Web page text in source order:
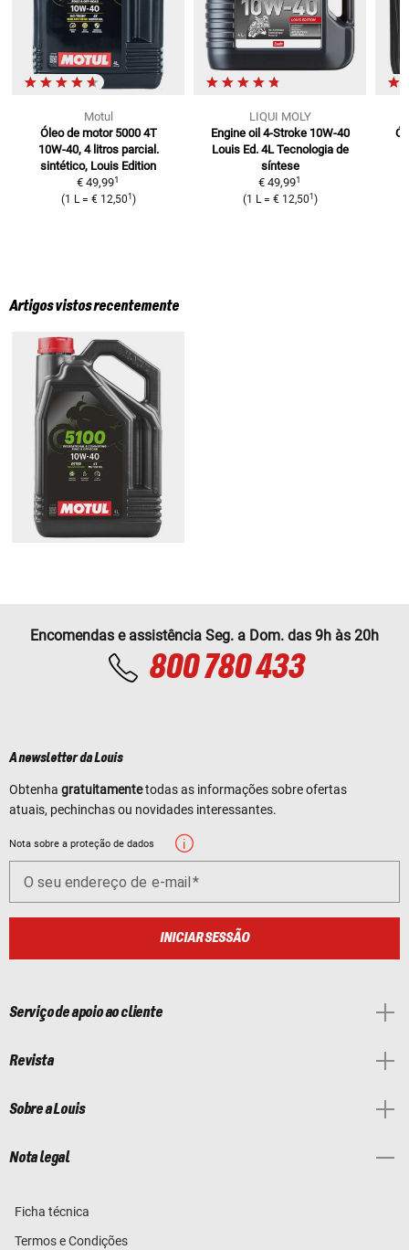
Motul
Óleo de motor 5000 4T
10W-40, 4 litros parcial.
sintético, Louis Edition
€ 49,991
(1 L= € 12,501 )
LIQUI MOLY
Engine oil 4-Stroke 10W-40
Louis Ed. 4L Tecnologia de
síntese
€ 49,991
(1 L= € 12,501 )
Artigos vistos recentemente
Encomendas e assistência Seg. a Dom. das 9h às 20h
800 780 433
A newsletter da Louis
Obtenha gratuitamentetodas as informações sobre ofertas
atuais, pechinchas ou novidades interessantes.
Nota sobre a proteção de dados
O seu endereço de e-mail
INICIAR SESSÃO
Serviço de apoio ao cliente
Revista
Sobre a Louis
Nota legal
Ficha técnica
Termos e Condições